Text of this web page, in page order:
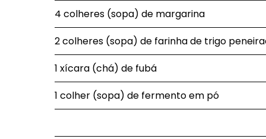
4 colheres (sopa) de margarina
2 colheres (sopa) de farinha de trigo
1 xícara (chá) de fubá
1 colher (sopa) de fermento em pó